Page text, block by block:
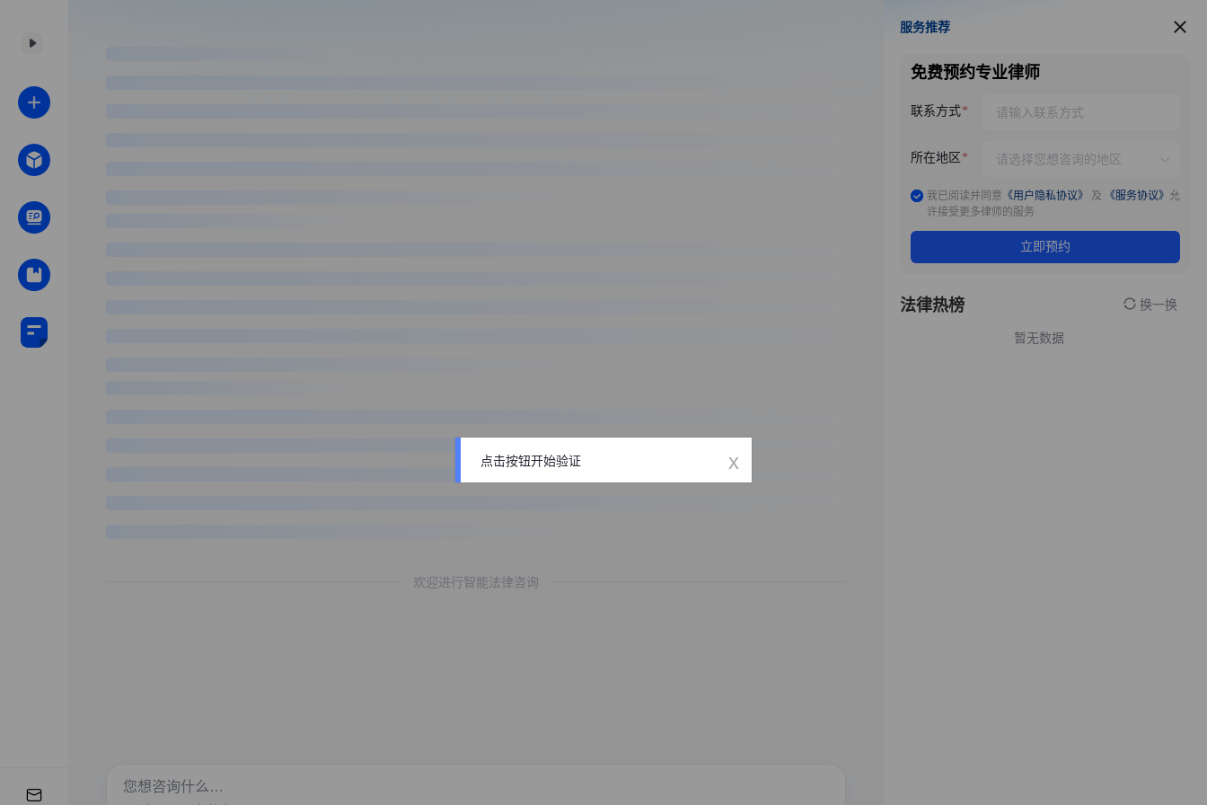
欢迎进行智能法律咨询
服务推荐
服务推荐
免费预约专业律师
联系方式
所在地区
我已阅读并同意 《用户隐私协议》 及 《服务协议》 允
许接受更多律师的服务
立即预约
法律热榜 换一换
暂无数据
点击按钮开始验证 x